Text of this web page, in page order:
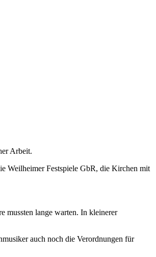
Arbeit.
Weilheimer Festspiele GbR, die Kirchen mit
mussten lange warten. In kleinerer
auch noch die Verordnungen für